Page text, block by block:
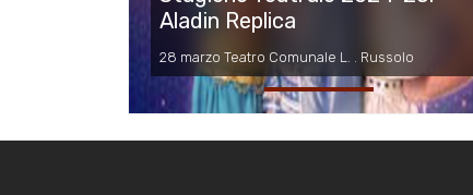
Aladin Replica
28 marzo Teatro Comunale L. . Russolo